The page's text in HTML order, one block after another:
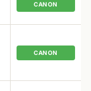
CANON
CANON